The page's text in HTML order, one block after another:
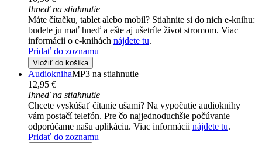
Ihneď na stiahnutie
Máte čítačku, tablet alebo mobil? Stiahnite si do nich e-knihu:
budete ju mať hneď a ešte aj ušetríte život stromom. Viac
informácii o e-knihách nájdete tu.
Pridať do zoznamu
Vložiť do košíka
AudioknihaMP3 na stiahnutie
12,95 €
Ihneď na stiahnutie
Chcete vyskúšať čítanie ušami? Na vypočutie audioknihy
vám postačí telefón. Pre čo najjednoduchšie počúvanie
odporúčame našu aplikáciu. Viac informácii nájdete tu.
Pridať do zoznamu